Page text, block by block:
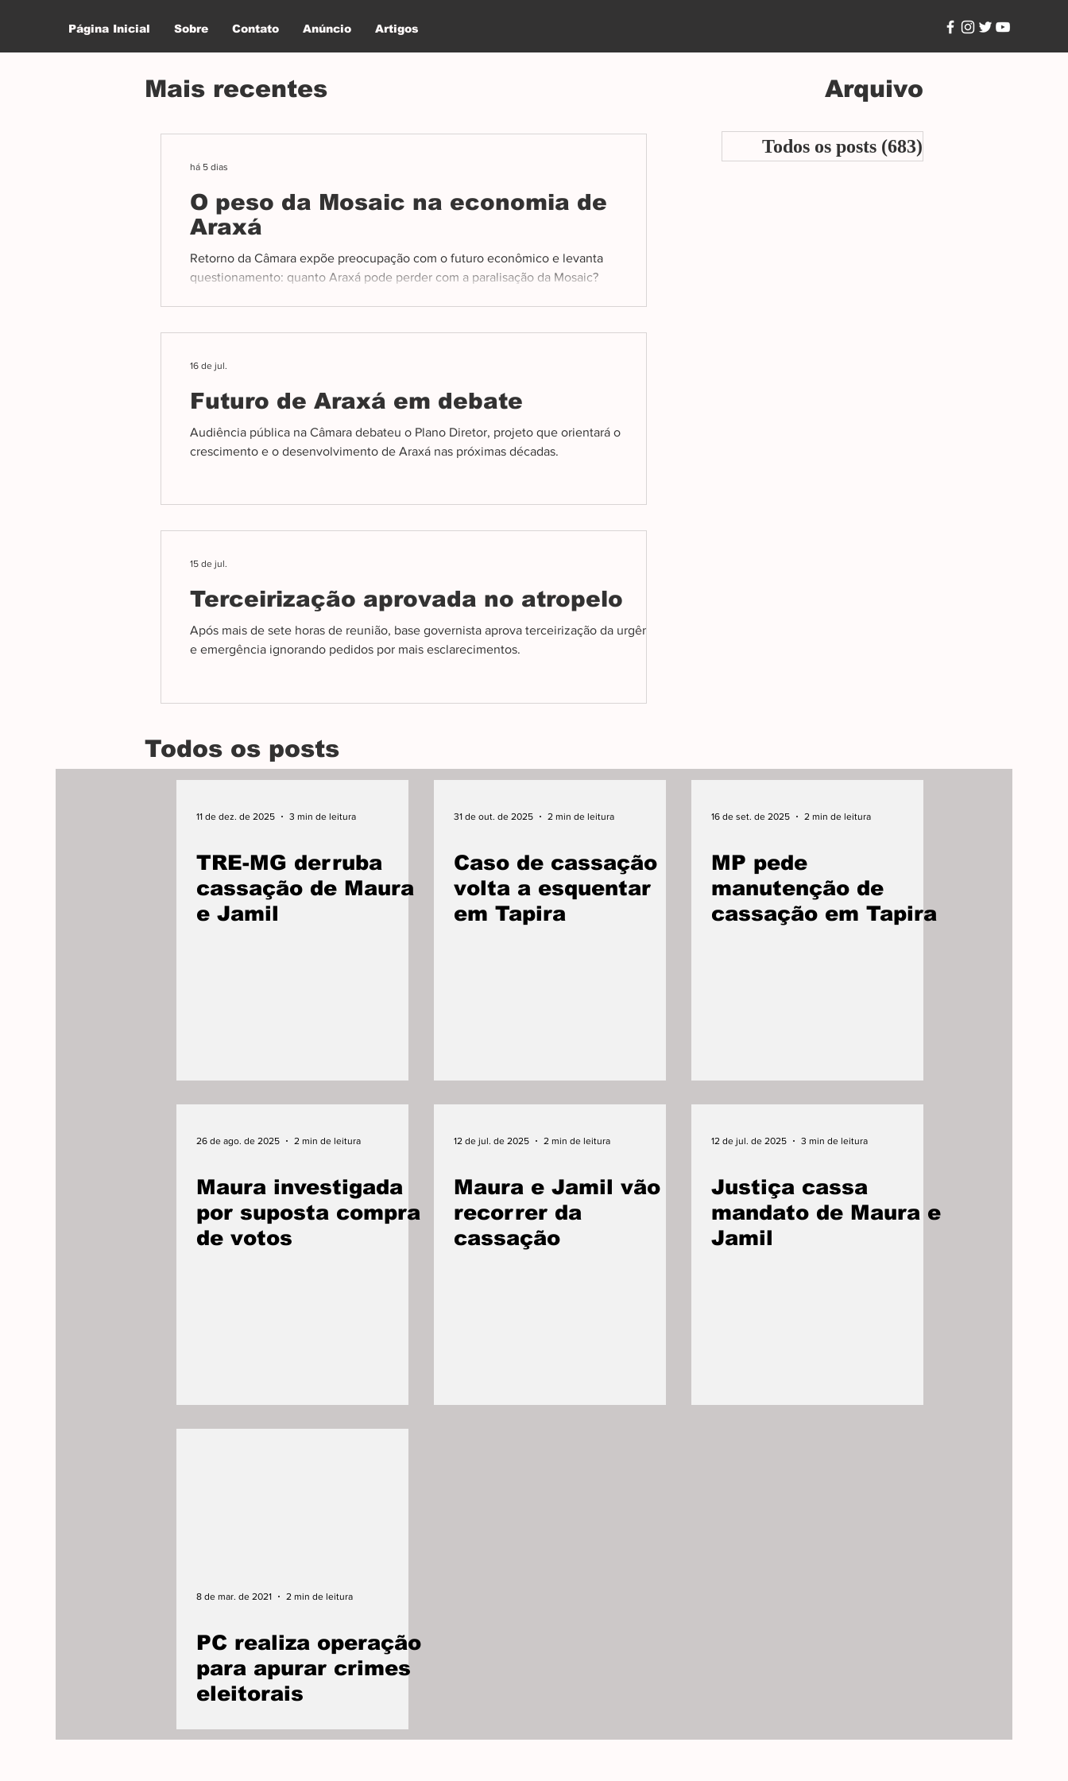
Página Inicial Sobre Contato Anúncio Artigos
Mais recentes
O peso da Mosaic na economia de
Araxá
Retorno da Câmara expõe preocupação com o futuro econômico e levanta
questionamento: quanto Araxá pode perder com a paralisação da Mosaic?
há 5 dias
Futuro de Araxá em debate
Audiência pública na Câmara debateu o Plano Diretor, projeto que orientará o
crescimento e o desenvolvimento de Araxá nas próximas décadas.
16 de jul.
Terceirização aprovada no atropelo
Após mais de sete horas de reunião, base governista aprova terceirização da urgência
e emergência ignorando pedidos por mais esclarecimentos.
15 de jul.
Arquivo
Todos os posts (683)
Todos os posts
11 de dez. de 2025 3 min de leitura
TRE-MG derruba
cassação de Maura
e Jamil
31 de out. de 2025 2 min de leitura
Caso de cassação
volta a esquentar
em Tapira
16 de set. de 2025 2 min de leitura
MP pede
manutenção de
cassação em Tapira
26 de ago. de 2025 2 min de leitura
Maura investigada
por suposta compra
de votos
12 de jul. de 2025 2 min de leitura
Maura e Jamil vão
recorrer da
cassação
12 de jul. de 2025 3 min de leitura
Justiça cassa
mandato de Maura e
Jamil
8 de mar. de 2021 2 min de leitura
PC realiza operação
para apurar crimes
eleitorais